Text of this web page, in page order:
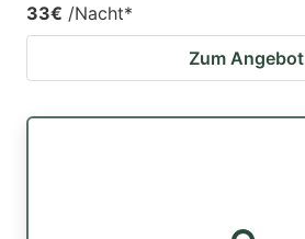
33€ /Nacht*
Zum Angebot